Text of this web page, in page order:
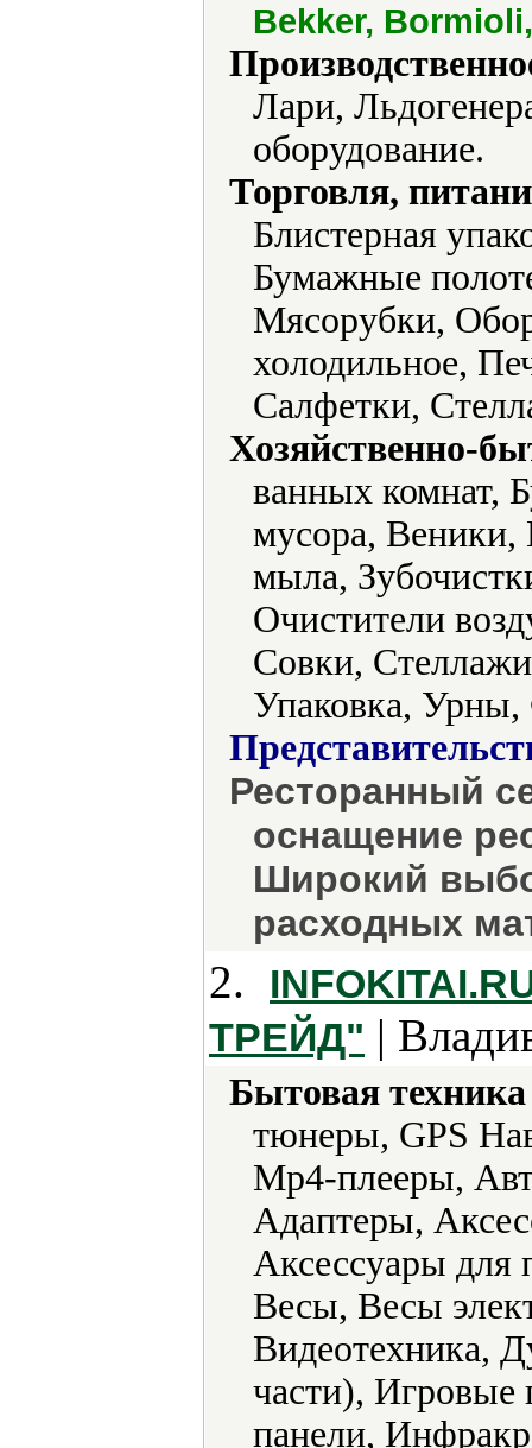
Bekker,
Лари,
оборудование.
Торговля,
Блистерная
Бумажные
Мясорубки,
холодильное,
Салфетки,
Хозяйственно-
ванных комнат,
мусора, Веники,
мыла,
Очистители
Совки, Стеллажи
Упаковка,
Ресторанный
оснащение
Широкий
расходных
2.
ТРЕЙД" |
Бытовая
тюнеры, GPS
Mp4-плееры,
Адаптеры,
Аксессуары для
Весы, Весы
Видеотехника,
части), Игровые
панели,